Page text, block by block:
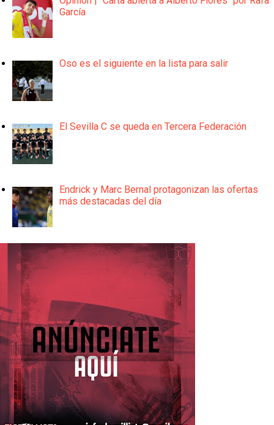
García
Oso es el siguiente en la lista para salir
El Sevilla C se queda en Tercera Federación
Endrick y Marc Bernal protagonizan las ofertas
más destacadas del día